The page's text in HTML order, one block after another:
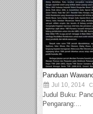
Panduan
Jul 10, 2014
Judul Buku:
Pengarang:...